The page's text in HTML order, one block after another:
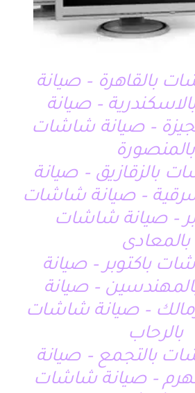
بالقاهرة – صيانة
– صيانة
– صيانة شاشات
بالمنصورة
بالزقازيق – صيانة
– صيانة شاشات
– صيانة شاشات
بالمعادى
باكتوبر – صيانة
– صيانة
– صيانة شاشات
بالرحاب
بالتجمع – صيانة
– صيانة شاشات